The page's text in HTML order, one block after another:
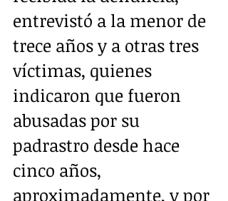
entrevistó a la menor de
trece años y a otras tres
víctimas, quienes
indicaron que fueron
abusadas por su
padrastro desde hace
cinco años,
aproximadamente, y por